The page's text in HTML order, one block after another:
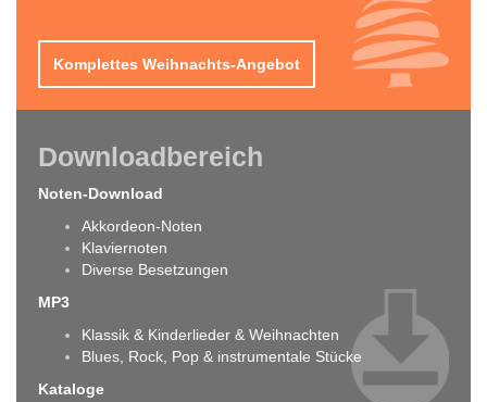
Komplettes Weihnachts-Angebot
Downloadbereich
Noten-Download
Akkordeon-Noten
Klaviernoten
Diverse Besetzungen
MP3
Klassik & Kinderlieder & Weihnachten
Blues, Rock, Pop & instrumentale Stücke
Kataloge